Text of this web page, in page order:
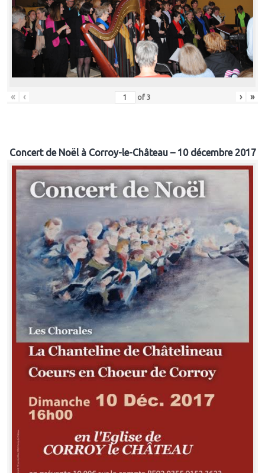
« ‹ of 3 › »
Concert de Noël à Corroy-le-Château – 10 décembre 2017